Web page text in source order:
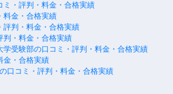
ミ・評判・料金・合格実績
料金・合格実績
評判・料金・合格実績
判・料金・合格実績
学受験部の口コミ・評判・料金・合格実績
金・合格実績
口コミ・評判・料金・合格実績